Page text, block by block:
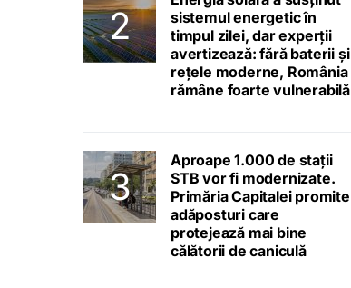
sistemul energetic în
timpul zilei, dar experții
avertizează: fără baterii și
rețele moderne, România
rămâne foarte vulnerabilă
Aproape 1.000 de stații
STB vor fi modernizate.
Primăria Capitalei promite
adăposturi care
protejează mai bine
călătorii de caniculă